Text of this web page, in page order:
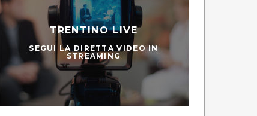
TRENTINO LIVE
SEGUI LA DIRETTA VIDEO IN
STREAMING